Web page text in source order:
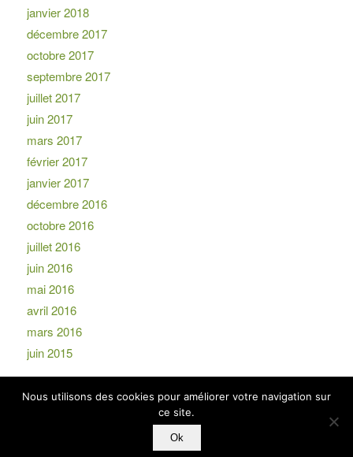
janvier 2018
décembre 2017
octobre 2017
septembre 2017
juillet 2017
juin 2017
mars 2017
février 2017
janvier 2017
décembre 2016
octobre 2016
juillet 2016
juin 2016
mai 2016
avril 2016
mars 2016
juin 2015
Nous utilisons des cookies pour améliorer votre navigation sur
ce site.
Ok